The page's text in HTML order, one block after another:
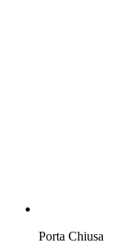
Porta Chiusa